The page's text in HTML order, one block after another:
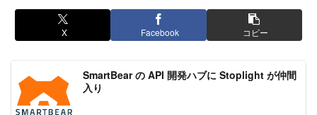
X Facebook コピー
SmartBear の API 開発ハブに Stoplight が仲間
入り